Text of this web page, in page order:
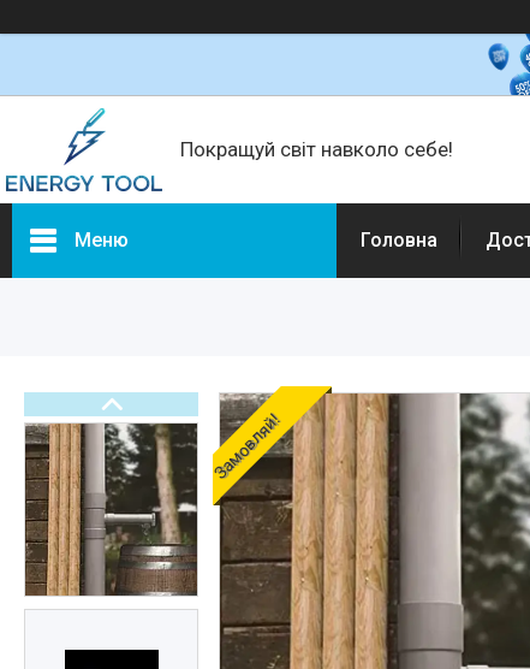
Покращуй світ навколо себе!
Меню
Техніка для кухні
Кліматична техніка
Товари для дому
Будівельне обладнання та
інструмент
Oбладнання та пристрої
Садово-паркова техніка
Енергонезалежність
Головна
Замовляй!